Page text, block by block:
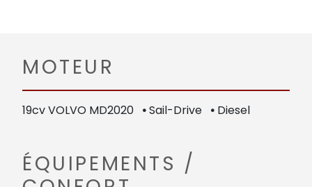
MOTEUR
19cv VOLVO MD2020 •Sail-Drive • Diesel
ÉQUIPEMENTS /